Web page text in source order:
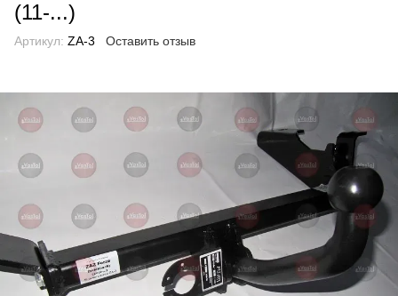
(11-...)
Артикул: ZA-3 Оставить отзыв